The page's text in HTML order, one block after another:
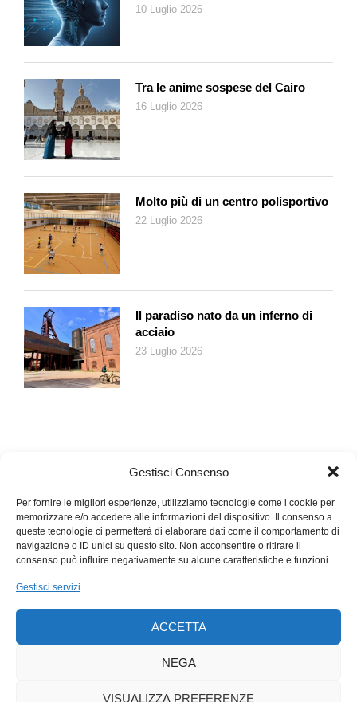
Gestisci Consenso
Per fornire le migliori esperienze, utilizziamo tecnologie come i cookie per
memorizzare e/o accedere alle informazioni del dispositivo. Il consenso a
queste tecnologie ci permetterà di elaborare dati come il comportamento di
navigazione o ID unici su questo sito. Non acconsentire o ritirare il
consenso può influire negativamente su alcune caratteristiche e funzioni.
Gestisci servizi
ACCETTA
NEGA
VISUALIZZA PREFERENZE
10 Luglio 2026
Tra le anime sospese del Cairo
16 Luglio 2026
Molto più di un centro polisportivo
22 Luglio 2026
Il paradiso nato da un inferno di
acciaio
23 Luglio 2026